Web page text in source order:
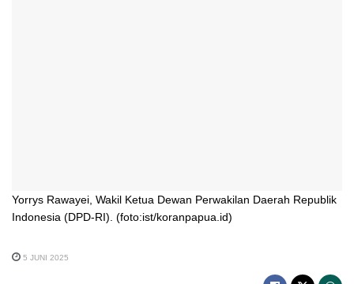
Yorrys Rawayei, Wakil Ketua Dewan Perwakilan Daerah Republik
Indonesia (DPD-RI). (foto:ist/koranpapua.id)
5 JUNI 2025